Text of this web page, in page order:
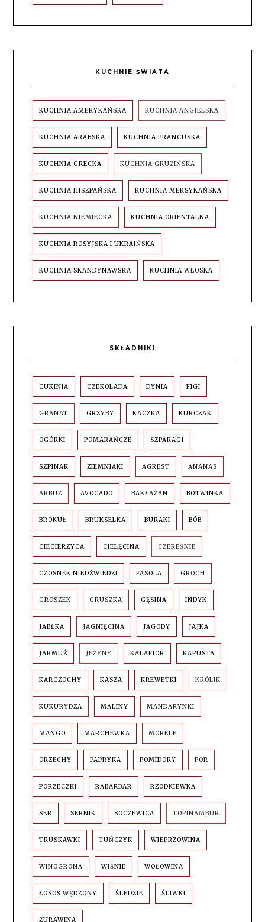
KUCHNIE ŚWIATA
KUCHNIA AMERYKAŃSKA KUCHNIA ANGIELSKA
KUCHNIA ARABSKA KUCHNIA FRANCUSKA
KUCHNIA GRECKA KUCHNIA GRUZIŃSKA
KUCHNIA HISZPAŃSKA KUCHNIA MEKSYKAŃSKA
KUCHNIA NIEMIECKA KUCHNIA ORIENTALNA
KUCHNIA ROSYJSKA I UKRAIŃSKA
KUCHNIA SKANDYNAWSKA KUCHNIA WŁOSKA
SKŁADNIKI
CUKINIA CZEKOLADA DYNIA FIGI
GRANAT GRZYBY KACZKA KURCZAK
OGÓRKI POMARAŃCZE SZPARAGI
SZPINAK ZIEMNIAKI AGREST ANANAS
ARBUZ AVOCADO BAKŁAŻAN BOTWINKA
BROKUŁ BRUKSELKA BURAKI BÓB
CIECIERZYCA CIELĘCINA CZEREŚNIE
CZOSNEK NIEDŹWIEDZI FASOLA GROCH
GROSZEK GRUSZKA GĘSINA INDYK
JABŁKA JAGNIĘCINA JAGODY JAJKA
JARMUŻ JEŻYNY KALAFIOR KAPUSTA
KARCZOCHY KASZA KREWETKI KRÓLIK
KUKURYDZA MALINY MANDARYNKI
MANGO MARCHEWKA MORELE
ORZECHY PAPRYKA POMIDORY POR
PORZECZKI RABARBAR RZODKIEWKA
SER SERNIK SOCZEWICA TOPINAMBUR
TRUSKAWKI TUŃCZYK WIEPRZOWINA
WINOGRONA WIŚNIE WOŁOWINA
ŁOSOŚ WĘDZONY ŚLEDZIE ŚLIWKI
ŻURAWINA